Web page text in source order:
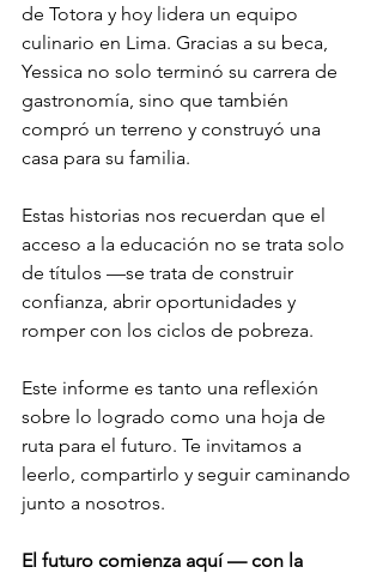
de Totora y hoy lidera un equipo
culinario en Lima. Gracias a su beca,
Yessica no solo terminó su carrera de
gastronomía, sino que también
compró un terreno y construyó una
casa para su familia.
Estas historias nos recuerdan que el
acceso a la educación no se trata solo
de títulos —se trata de construir
confianza, abrir oportunidades y
romper con los ciclos de pobreza.
Este informe es tanto una reflexión
sobre lo logrado como una hoja de
ruta para el futuro. Te invitamos a
leerlo, compartirlo y seguir caminando
junto a nosotros.
El futuro comienza aquí — con la